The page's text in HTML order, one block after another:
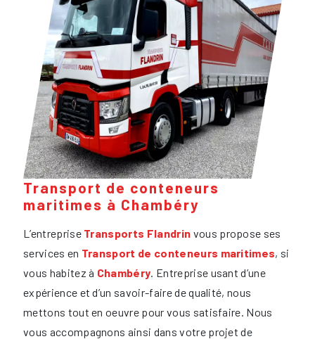
Transport de conteneurs
maritimes à Chambéry
L’entreprise Transports Flandrin vous propose ses
services en Transport de conteneurs maritimes, si
vous habitez à Chambéry. Entreprise usant d’une
expérience et d’un savoir-faire de qualité, nous
mettons tout en oeuvre pour vous satisfaire. Nous
vous accompagnons ainsi dans votre projet de